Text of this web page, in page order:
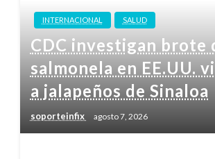
INTERNACIONAL SALUD
CDC investigan brote
salmonela en EE.UU.
a jalapeños de Sinaloa
soporteinfix agosto 7, 2026